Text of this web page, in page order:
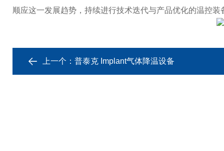
顺应这一发展趋势，持续进行技术迭代与产品优化的温控
上一个： 普泰克 Implant气体降温设备